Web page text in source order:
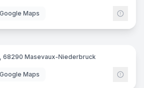
Google Maps
18
68290 Masevaux-Niederbruck
Google Maps
16